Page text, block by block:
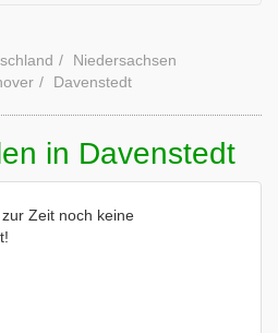
Niedersachsen
Davenstedt
in Davenstedt
Zeit noch keine